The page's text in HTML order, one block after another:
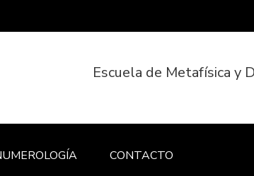
Escuela de Metafísica y
CONTACTO